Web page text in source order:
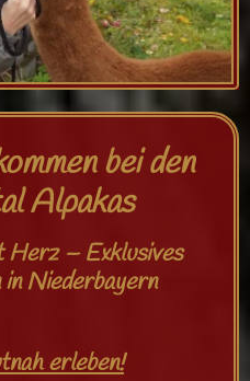
bei den
Alpakas
– Exklusives
Niederbayern
erleben!